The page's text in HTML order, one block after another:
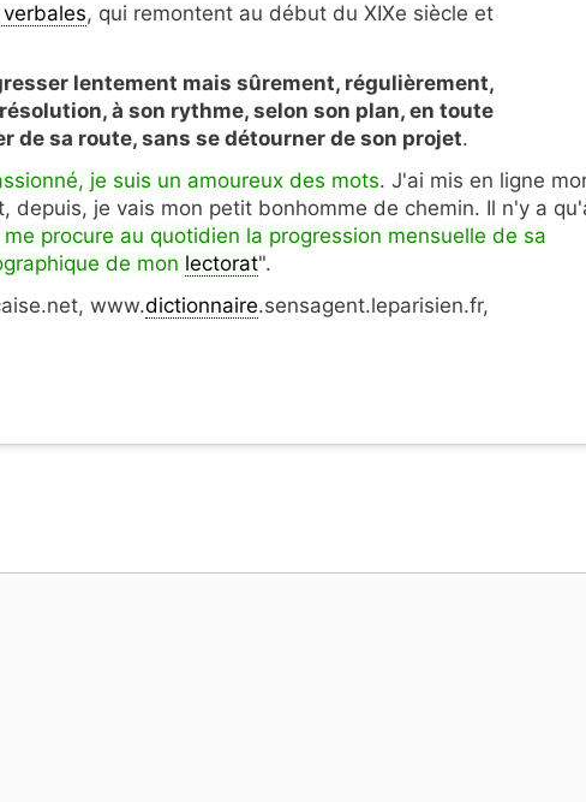
, qui remontent au début du XIXe siècle et
lentement mais sûrement, régulièrement,
à son rythme, selon son plan, en toute
sa route, sans se détourner de son projet.
je suis un amoureux des mots. J'ai mis en ligne
depuis, je vais mon petit bonhomme de chemin. Il n'y a
procure au quotidien la progression mensuelle de sa
de mon lectorat".
www.dictionnaire.sensagent.leparisien.fr,